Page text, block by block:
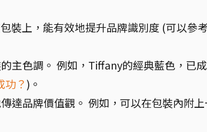
裝上，能有效地提升品牌識別度 (可以參考
主色調。 例如，Tiffany的經典藍色，已
功？)。
達品牌價值觀。 例如，可以在包裝內附